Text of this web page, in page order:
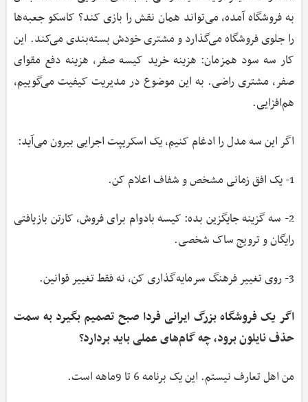
به فروشگاه آمده، می‌تواند همان نقش را بازی کند؟ کاسکو جعبه‌ها
را جلوی فروشگاه می‌گذارد و مشتری خودش بسته‌بندی می‌کند. این
کار سه سود همزمان: هزینه خرید کیسه صفر، هزینه دفع مقوای
صفر، مشتری راضی. به این موضوع در مدیریت کیفیت می‌گوییم،
هم‌افزایی.
اگر این سه مدل را ادغام کنیم، یک اسکریپت اجرایی بیرون می‌آید:
1- یک افق زمانی مشخص و شفاف اعلام کن.
2- سه گزینه جایگزین بده: کیسه بادوام برای فروش، کارتن بازیافتی
رایگان و ترویج ساک شخصی.
3- روی تغییر فرهنگ سرمایه‌گذاری کن، نه فقط تغییر قوانین.
اگر یک فروشگاه بزرگ ایرانی فردا صبح تصمیم بگیرد به سمت
حذف نایلون برود، چه گام‌های عملی باید بردارد؟
من اهل تعارف نیستم. این یک برنامه 6 تا 9ماهه است.